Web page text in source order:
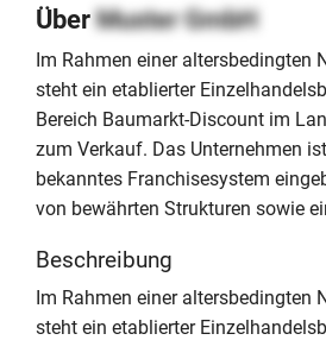
ÜberMuster GmbH
Im Rahmen einer altersbedingten
steht ein etablierter
Bereich Baumarkt-Discount im
zum Verkauf. Das Unternehmen
bekanntes Franchisesystem
von bewährten Strukturen sowie
Beschreibung
Im Rahmen einer altersbedingten
steht ein etablierter